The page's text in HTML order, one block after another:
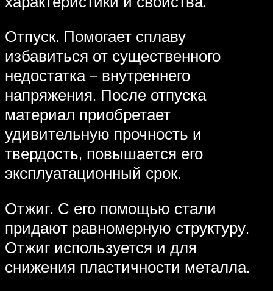
Отпуск. Помогает сплаву
избавиться от существенного
недостатка – внутреннего
напряжения. После отпуска
материал приобретает
удивительную прочность и
твердость, повышается его
эксплуатационный срок.
Отжиг. С его помощью стали
придают равномерную структуру.
Отжиг используется и для
снижения пластичности металла.